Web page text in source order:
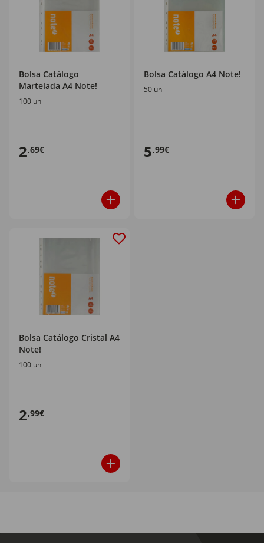
Bolsa Catálogo
Martelada A4 Note!
100 un
2,69€
Bolsa Catálogo A4 Note!
50 un
5,99€
Bolsa Catálogo Cristal A4
Note!
100 un
2,99€